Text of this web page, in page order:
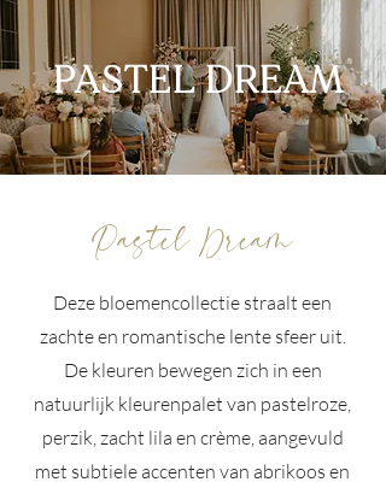
PASTEL DREAM
Pastel Dream
Deze bloemencollectie straalt een
zachte en romantische lente sfeer uit.
De kleuren bewegen zich in een
natuurlijk kleurenpalet van pastelroze,
perzik, zacht lila en crème, aangevuld
met subtiele accenten van abrikoos en